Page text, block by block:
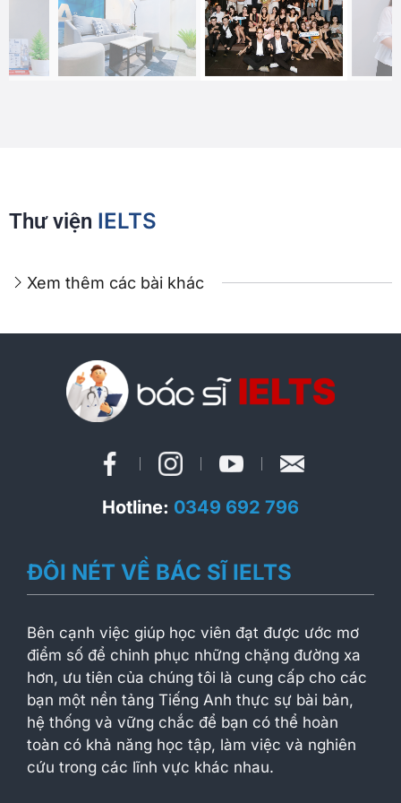
Thư viện IELTS
Xem thêm các bài khác
Hotline: 0349 692 796
ĐÔI NÉT VỀ BÁC SĨ IELTS
Bên cạnh việc giúp học viên đạt được ước mơ
điểm số để chinh phục những chặng đường xa
hơn, ưu tiên của chúng tôi là cung cấp cho các
bạn một nền tảng Tiếng Anh thực sự bài bản,
hệ thống và vững chắc để bạn có thể hoàn
toàn có khả năng học tập, làm việc và nghiên
cứu trong các lĩnh vực khác nhau.